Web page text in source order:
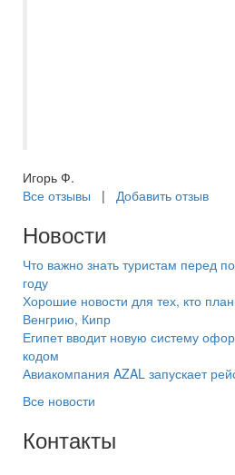
Игорь Ф.
Все отзывы | Добавить отзыв
Новости
Что важно знать туристам перед
году
Хорошие новости для тех, кто
Венгрию, Кипр
Египет вводит новую систему
кодом
Авиакомпания AZAL запускает
Все новости
Контакты